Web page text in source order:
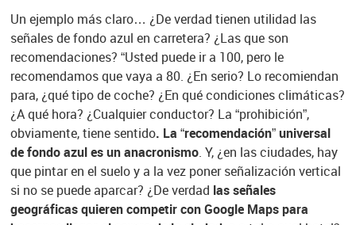
Un ejemplo más claro… ¿De verdad tienen utilidad las
señales de fondo azul en carretera? ¿Las que son
recomendaciones? “Usted puede ir a 100, pero le
recomendamos que vaya a 80. ¿En serio? Lo recomiendan
para, ¿qué tipo de coche? ¿En qué condiciones climáticas?
¿A qué hora? ¿Cualquier conductor? La “prohibición”,
obviamente, tiene sentido. La “recomendación” universal
de fondo azul es un anacronismo. Y, ¿en las ciudades, hay
que pintar en el suelo y a la vez poner señalización vertical
si no se puede aparcar? ¿De verdad las señales
geográficas quieren competir con Google Maps para